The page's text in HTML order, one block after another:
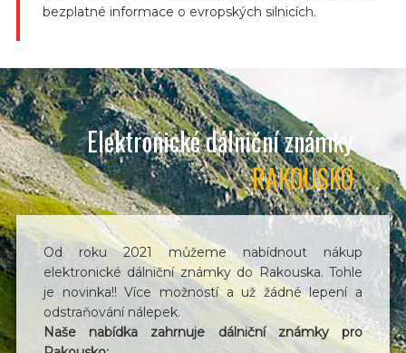
bezplatné informace o evropských silnicích.
Elektronické dálniční známky
RAKOUSKO
Od roku 2021 můžeme nabídnout nákup
elektronické dálniční známky do Rakouska. Tohle
je novinka!! Více možností a už žádné lepení a
odstraňování nálepek.
Naše nabídka zahrnuje dálniční známky pro